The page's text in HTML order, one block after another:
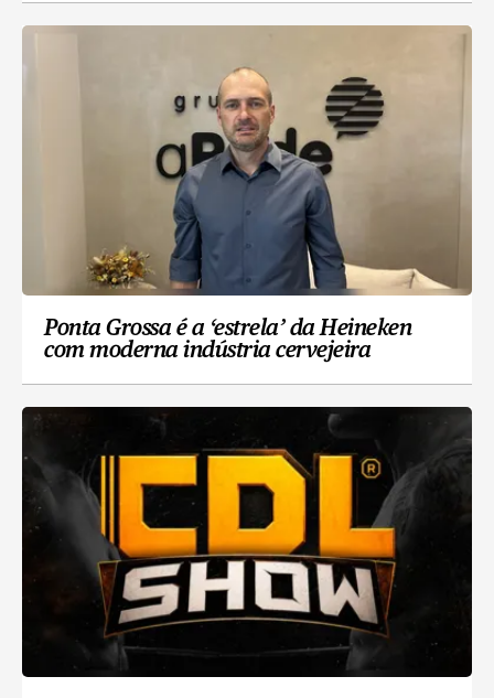
Ponta Grossa é a ‘estrela’ da Heineken
com moderna indústria cervejeira